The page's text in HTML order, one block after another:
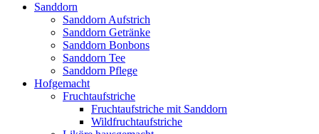
Sanddorn
Sanddorn Aufstrich
Sanddorn Getränke
Sanddorn Bonbons
Sanddorn Tee
Sanddorn Pflege
Hofgemacht
Fruchtaufstriche
Fruchtaufstriche mit Sanddorn
Wildfruchtaufstriche